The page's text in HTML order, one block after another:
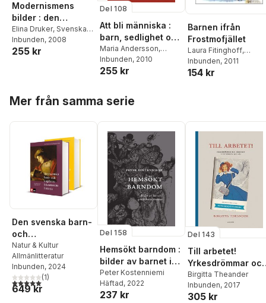
Modernismens
bilder : den
moderna
bilderboken i
Norden
Elina Druker, Svenska
barnboksinstitutet
Inbunden, 2008
255 kr
Del 108
Att bli människa :
barn, sedlighet och
kön i Amanda
Kerfstedts, Helena
Nybloms och
författarskap
Maria Andersson,
Svenska
Barnboksinstitutet
Inbunden, 2010
255 kr
Barnen ifrån
Frostmofjället
Laura Fitinghoff,
Svenska
barnboksinstitutet
Inbunden, 2011
154 kr
Mer från samma serie
Den svenska barn-
och
ungdomslitterature
ns historia 1-2
Natur & Kultur
Allmänlitteratur
Inbunden, 2024
5,0utav 5 stjärnor. Totalt antal röster:
(1)
649 kr
Del 158
Hemsökt barndom :
bilder av barnet i
gotisk
barnlitteratur
Peter Kostenniemi
Häftad, 2022
237 kr
Del 143
Till arbetet!
Yrkesdrömmar
arbetsliv i
flickboken 1920-
Birgitta Theander
Inbunden, 2017
305 kr